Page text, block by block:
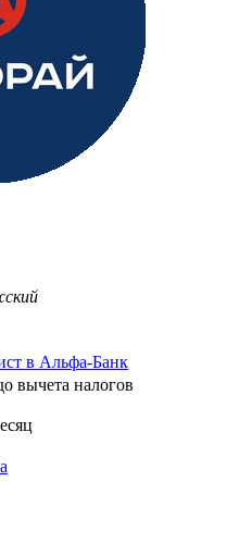
в Альфа-Банк
вычета налогов